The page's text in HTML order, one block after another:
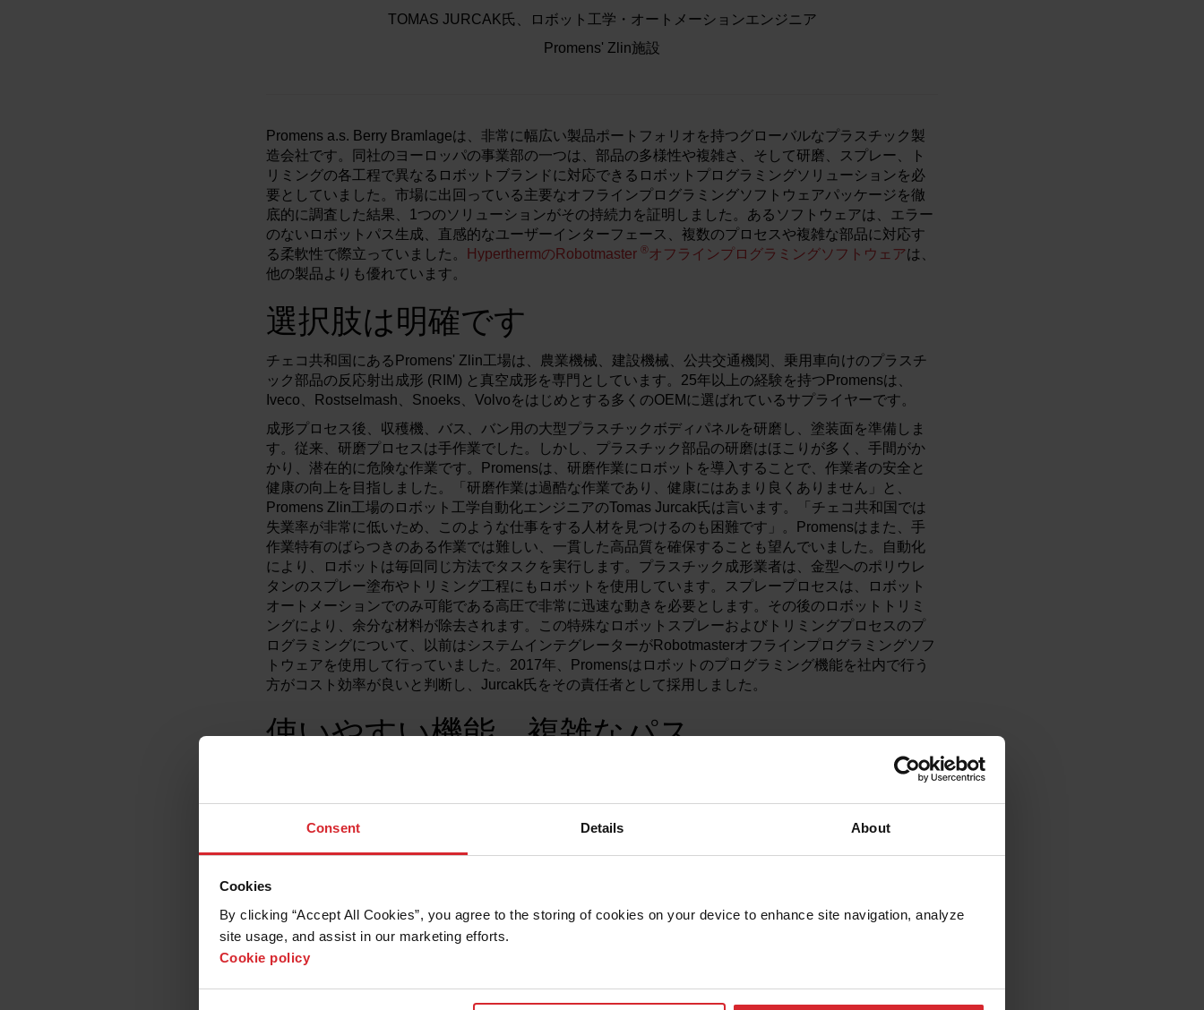
Consent Details About
Cookies
By clicking “Accept All Cookies”, you agree to the storing of cookies on your device to enhance site navigation, analyze
site usage, and assist in our marketing efforts.
Cookie policy
TOMAS JURCAK氏、ロボット工学・オートメーションエンジニア
Promens' Zlin施設
Promens a.s. Berry Bramlageは、非常に幅広い製品ポートフォリオを持つグローバルなプラスチック製
造会社です。同社のヨーロッパの事業部の一つは、部品の多様性や複雑さ、そして研磨、スプレー、ト
リミングの各工程で異なるロボットブランドに対応できるロボットプログラミングソリューションを必
要としていました。市場に出回っている主要なオフラインプログラミングソフトウェアパッケージを徹
底的に調査した結果、1つのソリューションがその持続力を証明しました。あるソフトウェアは、エラー
のないロボットパス生成、直感的なユーザーインターフェース、複数のプロセスや複雑な部品に対応す
る柔軟性で際立っていました。
HyperthermのRobotmaster ®オフラインプログラミングソフトウェアは、
他の製品よりも優れています。
選択肢は明確です
チェコ共和国にあるPromens' Zlin工場は、農業機械、建設機械、公共交通機関、乗用車向けのプラスチ
ック部品の反応射出成形 (RIM) と真空成形を専門としています。25年以上の経験を持つPromensは、
Iveco、Rostselmash、Snoeks、Volvoをはじめとする多くのOEMに選ばれているサプライヤーです。
成形プロセス後、収穫機、バス、バン用の大型プラスチックボディパネルを研磨し、塗装面を準備しま
す。従来、研磨プロセスは手作業でした。しかし、プラスチック部品の研磨はほこりが多く、手間がか
かり、潜在的に危険な作業です。Promensは、研磨作業にロボットを導入することで、作業者の安全と
健康の向上を目指しました。「研磨作業は過酷な作業であり、健康にはあまり良くありません」と、
Promens Zlin工場のロボット工学自動化エンジニアのTomas Jurcak氏は言います。「チェコ共和国では
失業率が非常に低いため、このような仕事をする人材を見つけるのも困難です」。Promensはまた、手
作業特有のばらつきのある作業では難しい、一貫した高品質を確保することも望んでいました。自動化
により、ロボットは毎回同じ方法でタスクを実行します。プラスチック成形業者は、金型へのポリウレ
タンのスプレー塗布やトリミング工程にもロボットを使用しています。スプレープロセスは、ロボット
オートメーションでのみ可能である高圧で非常に迅速な動きを必要とします。その後のロボットトリミ
ングにより、余分な材料が除去されます。この特殊なロボットスプレーおよびトリミングプロセスのプ
ログラミングについて、以前はシステムインテグレーターがRobotmasterオフラインプログラミングソフ
トウェアを使用して行っていました。2017年、Promensはロボットのプログラミング機能を社内で行う
方がコスト効率が良いと判断し、Jurcak氏をその責任者として採用しました。
使いやすい機能、複雑なパス
Jurcak氏は以前、ロボットセルの構築とプログラミングを行うインテグレーターで働いていました。現
り、ユーザーインターフェースの直感性と、独特性や衝突などのエラーを検出しながらロボットパスを
れています」とJurcak氏は言います。「パス生成のシンプルさは本当に素晴らしいです。複雑なパスを
実行するためのシンプルな機能を備えています」。部品が複雑になると、エラーが発生することがよく
あります。Robotmasterのソフトウェアは、特異点、リーチの問題、ジョイントの限界、衝突を自動的に